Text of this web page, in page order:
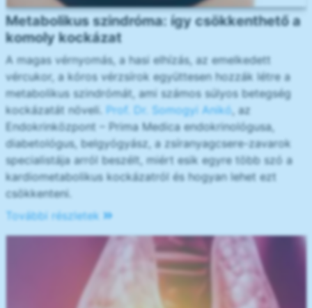
Metabolikus szindróma: így csökkenthető a
komoly kockázat
A magas vérnyomás, a hasi elhízás, az emelkedett
vércukor, a kóros vérzsírok együttesen hozzák létre a
metabolikus szindrómát, ami számos súlyos betegség
kockázatát növeli. Prof. Dr. Somogyi Anikó, az
Endokrinközpont – Prima Medica endokrinológusa,
diabetológus, belgyógyász, a zsíranyagcsere-zavarok
specialistája arról beszélt, miért esik egyre több szó a
kardiometabolikus kockázatról és hogyan lehet ezt
csökkenteni.
További részletek